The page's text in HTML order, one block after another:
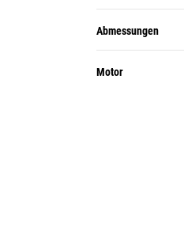
Abmessungen
Motor